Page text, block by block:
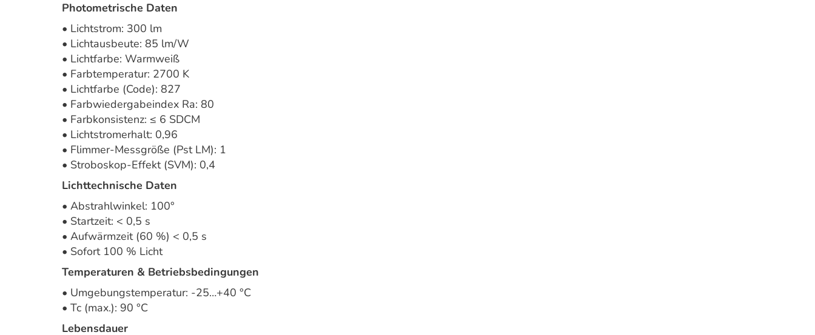
Photometrische Daten
• Lichtstrom: 300 lm
• Lichtausbeute: 85 lm/W
• Lichtfarbe: Warmweiß
• Farbtemperatur: 2700 K
• Lichtfarbe (Code): 827
• Farbwiedergabeindex Ra: 80
• Farbkonsistenz: ≤ 6 SDCM
• Lichtstromerhalt: 0,96
• Flimmer-Messgröße (Pst LM): 1
• Stroboskop-Effekt (SVM): 0,4
Lichttechnische Daten
• Abstrahlwinkel: 100°
• Startzeit: < 0,5 s
• Aufwärmzeit (60 %) < 0,5 s
• Sofort 100 % Licht
Temperaturen & Betriebsbedingungen
• Umgebungstemperatur: -25…+40 °C
• Tc (max.): 90 °C
Lebensdauer